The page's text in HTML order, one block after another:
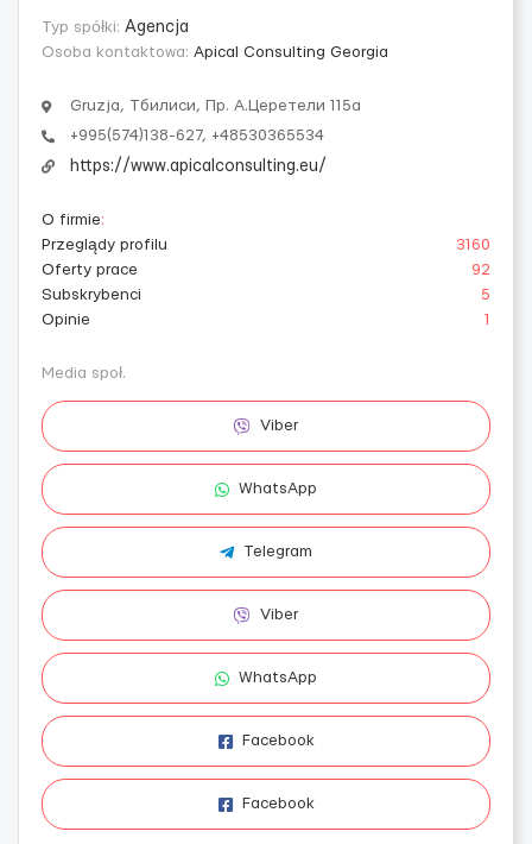
Typ spółki: Agencja
Osoba kontaktowa: Apical Consulting Georgia
Gruzja, Тбилиси, Пр. А.Церетели 115а
+995(574)138-627, +48530365534
https://www.apicalconsulting.eu/
O firmie:
Przeglądy profilu
3160
Oferty prace
92
Subskrybenci
5
Opinie
1
Media społ.
Viber
WhatsApp
Telegram
Viber
WhatsApp
Facebook
Facebook